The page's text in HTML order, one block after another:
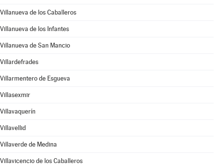
Villanueva de los Caballeros
Villanueva de los Infantes
Villanueva de San Mancio
Villardefrades
Villarmentero de Esgueva
Villasexmir
Villavaquerín
Villavellid
Villaverde de Medina
Villavicencio de los Caballeros